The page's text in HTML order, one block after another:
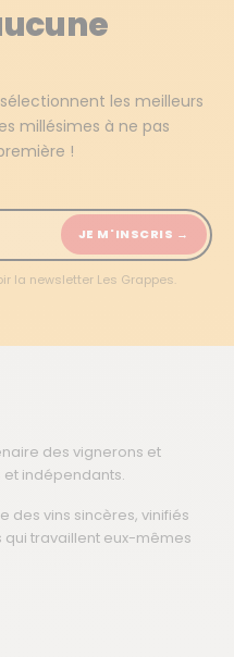
les meilleurs
millésimes à ne pas
!
JE M'INSCRIS →
la newsletter Les Grappes.
des vignerons et
indépendants.
des vins sincères, vinifiés
travaillent eux-mêmes